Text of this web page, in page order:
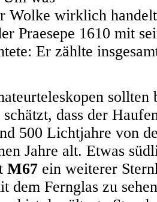
Wolke wirklich
Praesepe 1610 mit
Er zählte
sollten
dass der
500 Lichtjahre von
Jahre alt. Etwas
M67 ein weiterer
dem Fernglas zu